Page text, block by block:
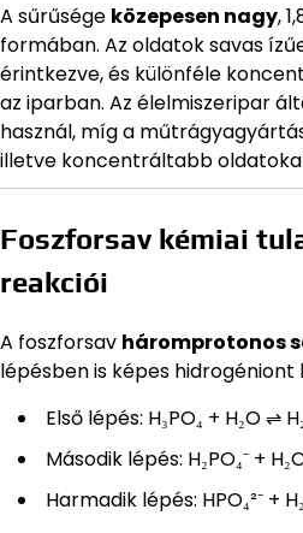
A sűrűsége közepesen nagy,
formában. Az oldatok savas
érintkezve, és különféle
az iparban. Az élelmiszeripar
használ, míg a
illetve koncentráltabb
Foszforsav kémiai
reakciói
A foszforsav háromprotonos
lépésben is képes hidrogéniont
Első lépés: H₃PO₄ + H₂O ⇌
Második lépés: H₂PO₄⁻ +
Harmadik lépés: HPO₄²⁻ +